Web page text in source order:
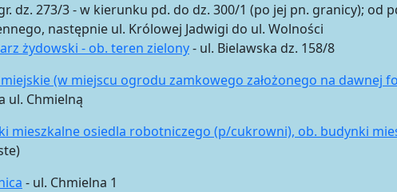
dz. 273/3 - w kierunku pd. do dz. 300/1 (po jej pn. granicy); od
następnie ul. Królowej Jadwigi do ul. Wolności
żydowski - ob. teren zielony- ul. Bielawska dz. 158/8
(w miejscu ogrodu zamkowego założonego na dawnej
ul. Chmielną
mieszkalne osiedla robotniczego (p/cukrowni), ob. budynki
- ul. Chmielna 1